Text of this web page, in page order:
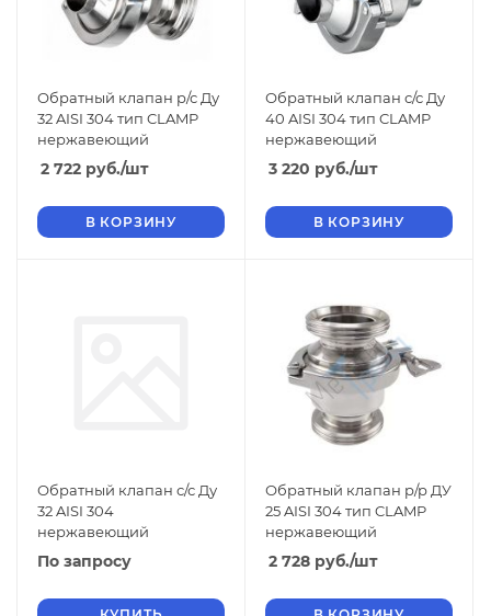
Обратный клапан р/с Ду
32 AISI 304 тип CLAMP
нержавеющий
2 722 руб./шт
В КОРЗИНУ
Обратный клапан с/с Ду
40 AISI 304 тип CLAMP
нержавеющий
3 220 руб./шт
В КОРЗИНУ
Обратный клапан с/с Ду
32 AISI 304
нержавеющий
По запросу
Обратный клапан р/р ДУ
25 AISI 304 тип CLAMP
нержавеющий
2 728 руб./шт